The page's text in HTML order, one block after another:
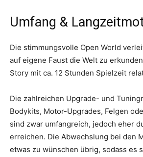
Umfang &
Die stimmungsvolle Open World
auf eigene Faust die Welt zu
Story mit ca. 12 Stunden Spielzeit
Die zahlreichen Upgrade- und
Bodykits, Motor-Upgrades, Felgen
sind zwar umfangreich, jedoch eher
erreichen. Die Abwechslung bei den
etwas zu wünschen übrig, sodass es